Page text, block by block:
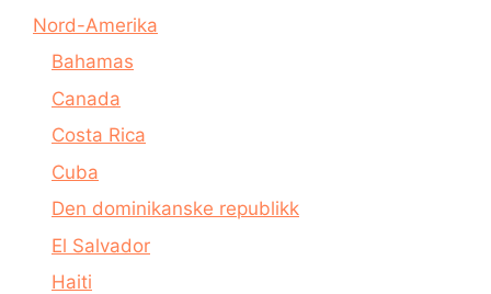
Nord-Amerika
Bahamas
Canada
Costa Rica
Cuba
Den dominikanske republikk
El Salvador
Haiti